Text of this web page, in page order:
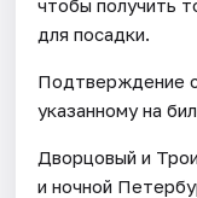
чтобы получить
для посадки.
Подтверждение
указанному на
Дворцовый и
и ночной